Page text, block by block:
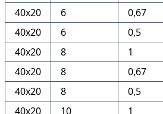
40х20
6 0,67
40х20
6 0,5
40х20
8 1
40х20
8 0,67
40х20
8 0,5
40х20
10 1